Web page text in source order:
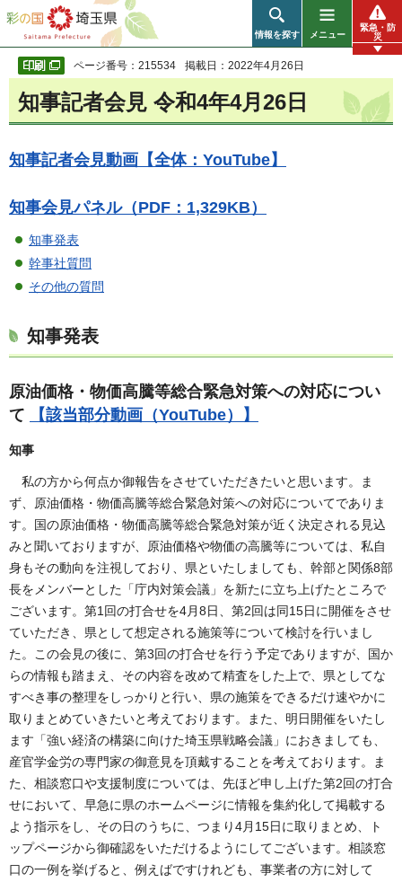
彩の国 埼玉県
情報を探す メニュー
緊急・防
災
ページ番号：215534 掲載日：2022年4月26日
知事記者会見 令和4年4月26日
知事記者会見動画【全体：YouTube】
知事会見パネル（PDF：1,329KB）
知事発表
幹事社質問
その他の質問
知事発表
原油価格・物価高騰等総合緊急対策への対応につい
て
【該当部分動画（YouTube）】
知事
私の方から何点か御報告をさせていただきたいと思います。ま
ず、原油価格・物価高騰等総合緊急対策への対応についてでありま
す。国の原油価格・物価高騰等総合緊急対策が近く決定される見込
みと聞いておりますが、原油価格や物価の高騰等については、私自
身もその動向を注視しており、県といたしましても、幹部と関係8部
長をメンバーとした「庁内対策会議」を新たに立ち上げたところで
ございます。第1回の打合せを4月8日、第2回は同15日に開催をさせ
ていただき、県として想定される施策等について検討を行いまし
た。この会見の後に、第3回の打合せを行う予定でありますが、国か
らの情報も踏まえ、その内容を改めて精査をした上で、県としてな
すべき事の整理をしっかりと行い、県の施策をできるだけ速やかに
取りまとめていきたいと考えております。また、明日開催をいたし
ます「強い経済の構築に向けた埼玉県戦略会議」におきましても、
産官学金労の専門家の御意見を頂戴することを考えております。ま
た、相談窓口や支援制度については、先ほど申し上げた第2回の打合
せにおいて、早急に県のホームページに情報を集約化して掲載する
よう指示をし、その日のうちに、つまり4月15日に取りまとめ、ト
ップページから御確認をいただけるようにしてございます。相談窓
口の一例を挙げると、例えばですけれども、事業者の方に対して